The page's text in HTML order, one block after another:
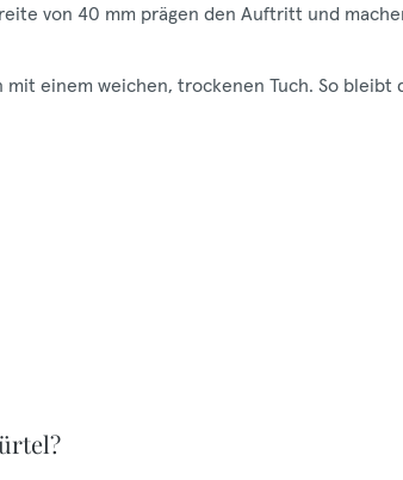
von 40 mm prägen den Auftritt und
mit einem weichen, trockenen Tuch. So